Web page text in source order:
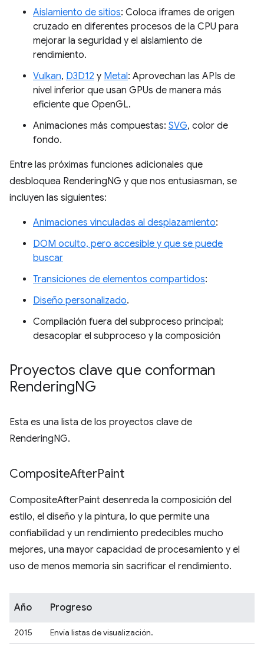
Aislamiento de sitios: Coloca iframes de origen
cruzado en diferentes procesos de la CPU para
mejorar la seguridad y el aislamiento de
rendimiento.
Vulkan, D3D12 y Metal: Aprovechan las APIs de
nivel inferior que usan GPUs de manera más
eficiente que OpenGL.
Animaciones más compuestas: SVG, color de
fondo.
Entre las próximas funciones adicionales que
desbloquea RenderingNG y que nos entusiasman, se
incluyen las siguientes:
Animaciones vinculadas al desplazamiento:
DOM oculto, pero accesible y que se puede
buscar
Transiciones de elementos compartidos:
Diseño personalizado.
Compilación fuera del subproceso principal;
desacoplar el subproceso y la composición
Proyectos clave que conforman
RenderingNG
Esta es una lista de los proyectos clave de
RenderingNG.
CompositeAfterPaint
CompositeAfterPaint desenreda la composición del
estilo, el diseño y la pintura, lo que permite una
confiabilidad y un rendimiento predecibles mucho
mejores, una mayor capacidad de procesamiento y el
uso de menos memoria sin sacrificar el rendimiento.
Año Progreso
2015
Envía listas de visualización.